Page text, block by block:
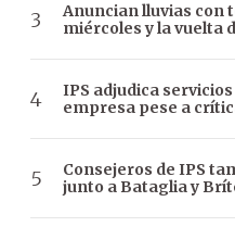
Anuncian lluvias con
miércoles y la vuelta
IPS adjudica
empresa pese a
Consejeros de IPS
junto a Bataglia y